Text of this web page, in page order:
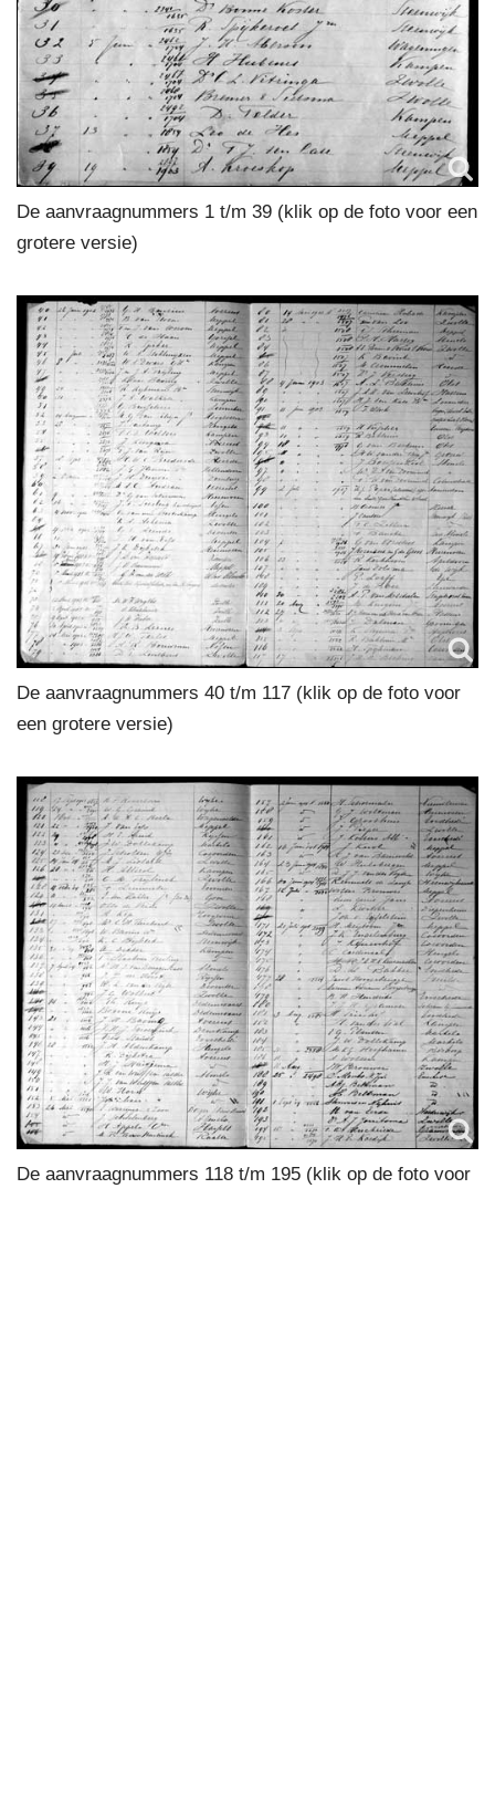
De aanvraagnummers 1 t/m 39 (klik op de foto voor een
grotere versie)
De aanvraagnummers 40 t/m 117 (klik op de foto voor
een grotere versie)
De aanvraagnummers 118 t/m 195 (klik op de foto voor